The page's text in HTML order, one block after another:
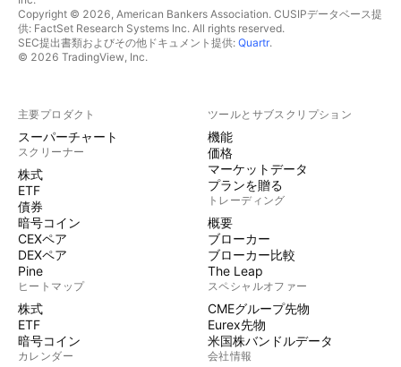
Copyright © 2026, American Bankers Association. CUSIPデータベース提
供: FactSet Research Systems Inc. All rights reserved.
SEC提出書類およびその他ドキュメント提供: Quartr.
© 2026 TradingView, Inc.
主要プロダクト
スーパーチャート
スクリーナー
株式
ETF
債券
暗号コイン
CEXペア
DEXペア
Pine
ヒートマップ
株式
ETF
暗号コイン
カレンダー
ツールとサブスクリプション
機能
価格
マーケットデータ
プランを贈る
トレーディング
概要
ブローカー
ブローカー比較
The Leap
スペシャルオファー
CMEグループ先物
Eurex先物
米国株バンドルデータ
会社情報